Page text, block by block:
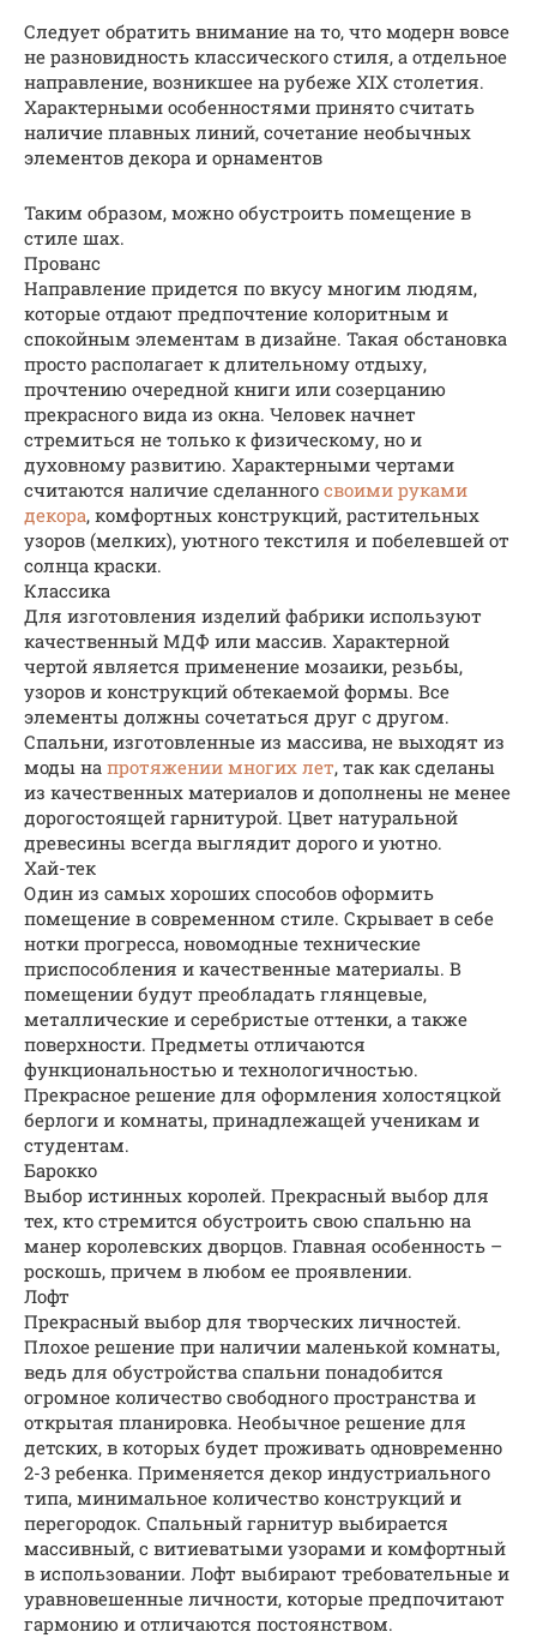
Следует обратить внимание на то, что модерн вовсе
не разновидность классического стиля, а отдельное
направление, возникшее на рубеже XIX столетия.
Характерными особенностями принято считать
наличие плавных линий, сочетание необычных
элементов декора и орнаментов
Таким образом, можно обустроить помещение в
стиле шах.
Прованс
Направление придется по вкусу многим людям,
которые отдают предпочтение колоритным и
спокойным элементам в дизайне. Такая обстановка
просто располагает к длительному отдыху,
прочтению очередной книги или созерцанию
прекрасного вида из окна. Человек начнет
стремиться не только к физическому, но и
духовному развитию. Характерными чертами
считаются наличие сделанного своими руками
декора, комфортных конструкций, растительных
узоров (мелких), уютного текстиля и побелевшей от
солнца краски.
Классика
Для изготовления изделий фабрики используют
качественный МДФ или массив. Характерной
чертой является применение мозаики, резьбы,
узоров и конструкций обтекаемой формы. Все
элементы должны сочетаться друг с другом.
Спальни, изготовленные из массива, не выходят из
моды на протяжении многих лет, так как сделаны
из качественных материалов и дополнены не менее
дорогостоящей гарнитурой. Цвет натуральной
древесины всегда выглядит дорого и уютно.
Хай-тек
Один из самых хороших способов оформить
помещение в современном стиле. Скрывает в себе
нотки прогресса, новомодные технические
приспособления и качественные материалы. В
помещении будут преобладать глянцевые,
металлические и серебристые оттенки, а также
поверхности. Предметы отличаются
функциональностью и технологичностью.
Прекрасное решение для оформления холостяцкой
берлоги и комнаты, принадлежащей ученикам и
студентам.
Барокко
Выбор истинных королей. Прекрасный выбор для
тех, кто стремится обустроить свою спальню на
манер королевских дворцов. Главная особенность –
роскошь, причем в любом ее проявлении.
Лофт
Прекрасный выбор для творческих личностей.
Плохое решение при наличии маленькой комнаты,
ведь для обустройства спальни понадобится
огромное количество свободного пространства и
открытая планировка. Необычное решение для
детских, в которых будет проживать одновременно
2-3 ребенка. Применяется декор индустриального
типа, минимальное количество конструкций и
перегородок. Спальный гарнитур выбирается
массивный, с витиеватыми узорами и комфортный
в использовании. Лофт выбирают требовательные и
уравновешенные личности, которые предпочитают
гармонию и отличаются постоянством.